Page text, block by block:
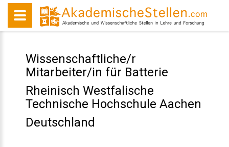
Wissenschaftliche/r
Mitarbeiter/in für Batterie
Rheinisch Westfalische
Technische Hochschule Aachen
Deutschland